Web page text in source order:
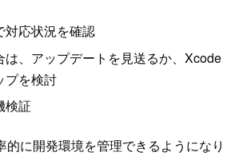
対応状況を確認
は、アップデートを見送るか、Xcode
プを検討
検証
的に開発環境を管理できるようになり